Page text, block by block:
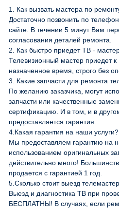
1.
Как вызвать мастера по
Достаточно позвонить по
сайте. В течении 5 минут Вам
согласования деталей ремонта.
2.
Как быстро приедет ТВ -
Телевизионный мастер приедет
назначенное время, строго без
3.
Какие запчасти для ремонта
По желанию заказчика, могут
запчасти или качественные
сертификацию. И в том, и в
предоставляется гарантия.
4. Какая гарантия на наши услуги?
Мы предоставляем гарантию на
использованием оригинальных
действительно много!
продается с гарантией 1 год.
5. Сколько стоит выезд
Выезд и диагностика ТВ при
БЕСПЛАТНЫ! В случаях, если